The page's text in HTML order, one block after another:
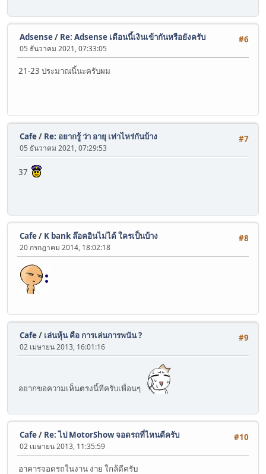
#6
Adsense/ Re: Adsense เดือนนี้เงินเข้ากันหรือยังครับ
05 ธันวาคม 2021, 07:33:05
21-23 ประมาณนี้นะครับผม
#7
Cafe/ Re: อยากรู้ ว่า อายุ เท่าไหร่กันบ้าง
05 ธันวาคม 2021, 07:29:53
37
#8
Cafe/ K bank ล๊อคอินไม่ได้ ใครเป็นบ้าง
20 กรกฎาคม 2014, 18:02:18
#9
Cafe/ เล่นหุ้น คือ การเล่นการพนัน ?
02 เมษายน 2013, 16:01:16
อยากขอความเห็นตรงนี้ทีครับเพื่อนๆ
#10
Cafe/ Re: ไป MotorShow จอดรถที่ไหนดีครับ
02 เมษายน 2013, 11:35:59
อาคารจอดรถในงาน ง่าย ใกล้ดีครับ